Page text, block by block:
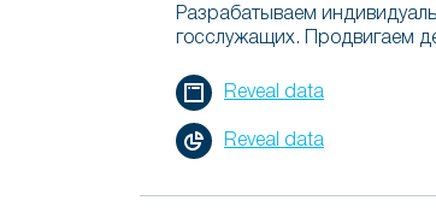
Разрабатываем
госслужащих. Продвигаем
Reveal data
Reveal data